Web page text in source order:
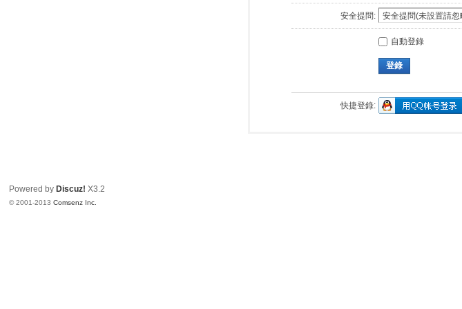
安全提問:
自動登錄
登錄
快捷登錄:
Powered by Discuz! X3.2
© 2001-2013Comsenz Inc.